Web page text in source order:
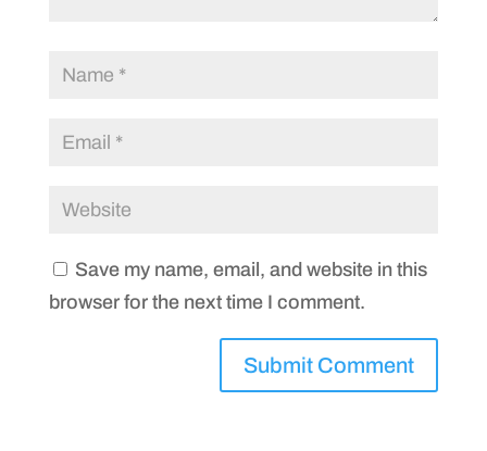
Save my name, email, and website in this
browser for the next time I comment.